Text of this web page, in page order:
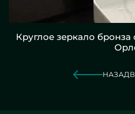
Круглое зеркало
НАЗАД